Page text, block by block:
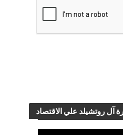
آل روتشيلد علي الاقتصاد